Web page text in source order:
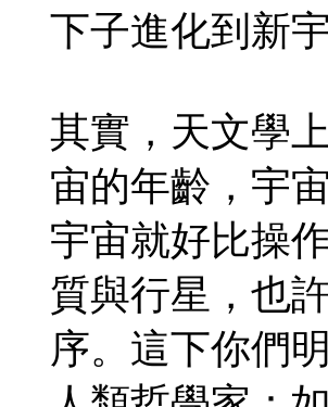
下子進化到新宇
其實，天文學
宙的年齡，宇
宇宙就好比操
質與行星，也
序。這下你們